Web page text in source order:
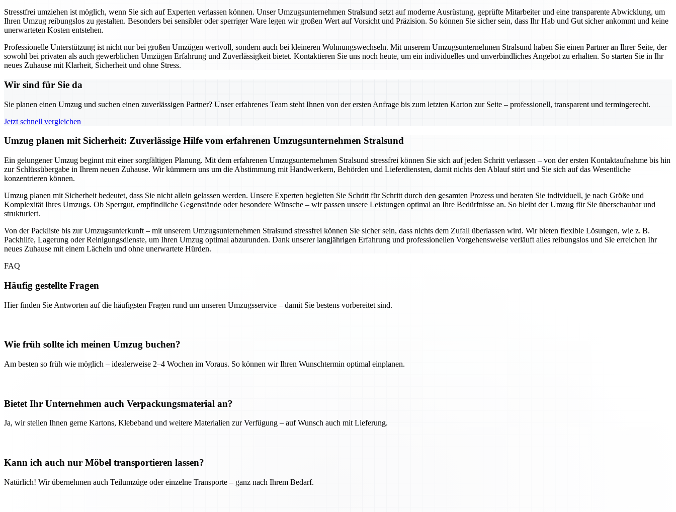
Stresstfrei umziehen ist möglich, wenn Sie sich auf Experten verlassen können. Unser Umzugsunternehmen Stralsund setzt auf moderne Ausrüstung, geprüfte Mitarbeiter und eine transparente Abwicklung, um
Ihren Umzug reibungslos zu gestalten. Besonders bei sensibler oder sperriger Ware legen wir großen Wert auf Vorsicht und Präzision. So können Sie sicher sein, dass Ihr Hab und Gut sicher ankommt und keine
unerwarteten Kosten entstehen.
Professionelle Unterstützung ist nicht nur bei großen Umzügen wertvoll, sondern auch bei kleineren Wohnungswechseln. Mit unserem Umzugsunternehmen Stralsund haben Sie einen Partner an Ihrer Seite, der
sowohl bei privaten als auch gewerblichen Umzügen Erfahrung und Zuverlässigkeit bietet. Kontaktieren Sie uns noch heute, um ein individuelles und unverbindliches Angebot zu erhalten. So starten Sie in Ihr
neues Zuhause mit Klarheit, Sicherheit und ohne Stress.
Wir sind für Sie da
Sie planen einen Umzug und suchen einen zuverlässigen Partner? Unser erfahrenes Team steht Ihnen von der ersten Anfrage bis zum letzten Karton zur Seite – professionell, transparent und termingerecht.
Jetzt schnell vergleichen
Umzug planen mit Sicherheit: Zuverlässige Hilfe vom erfahrenen Umzugsunternehmen Stralsund
Ein gelungener Umzug beginnt mit einer sorgfältigen Planung. Mit dem erfahrenen Umzugsunternehmen Stralsund stressfrei können Sie sich auf jeden Schritt verlassen – von der ersten Kontaktaufnahme bis hin
zur Schlüssübergabe in Ihrem neuen Zuhause. Wir kümmern uns um die Abstimmung mit Handwerkern, Behörden und Lieferdiensten, damit nichts den Ablauf stört und Sie sich auf das Wesentliche
konzentrieren können.
Umzug planen mit Sicherheit bedeutet, dass Sie nicht allein gelassen werden. Unsere Experten begleiten Sie Schritt für Schritt durch den gesamten Prozess und beraten Sie individuell, je nach Größe und
Komplexität Ihres Umzugs. Ob Sperrgut, empfindliche Gegenstände oder besondere Wünsche – wir passen unsere Leistungen optimal an Ihre Bedürfnisse an. So bleibt der Umzug für Sie überschaubar und
strukturiert.
Von der Packliste bis zur Umzugsunterkunft – mit unserem Umzugsunternehmen Stralsund stressfrei können Sie sicher sein, dass nichts dem Zufall überlassen wird. Wir bieten flexible Lösungen, wie z. B.
Packhilfe, Lagerung oder Reinigungsdienste, um Ihren Umzug optimal abzurunden. Dank unserer langjährigen Erfahrung und professionellen Vorgehensweise verläuft alles reibungslos und Sie erreichen Ihr
neues Zuhause mit einem Lächeln und ohne unerwartete Hürden.
FAQ
Häufig gestellte Fragen
Hier finden Sie Antworten auf die häufigsten Fragen rund um unseren Umzugsservice – damit Sie bestens vorbereitet sind.
Wie früh sollte ich meinen Umzug buchen?
Am besten so früh wie möglich – idealerweise 2–4 Wochen im Voraus. So können wir Ihren Wunschtermin optimal einplanen.
Bietet Ihr Unternehmen auch Verpackungsmaterial an?
Ja, wir stellen Ihnen gerne Kartons, Klebeband und weitere Materialien zur Verfügung – auf Wunsch auch mit Lieferung.
Kann ich auch nur Möbel transportieren lassen?
Natürlich! Wir übernehmen auch Teilumzüge oder einzelne Transporte – ganz nach Ihrem Bedarf.